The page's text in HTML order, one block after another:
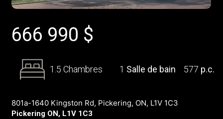
666 990 $
1.5 Chambres 1 Salle de bain 577 p.c.
801a-1640 Kingston Rd, Pickering, ON, L1V 1C3
Pickering ON, L1V 1C3